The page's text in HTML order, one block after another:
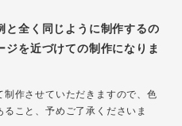
と全く同じように制作するの
を近づけての制作になりま
作させていただきますので、色
こと、予めご了承くださいま